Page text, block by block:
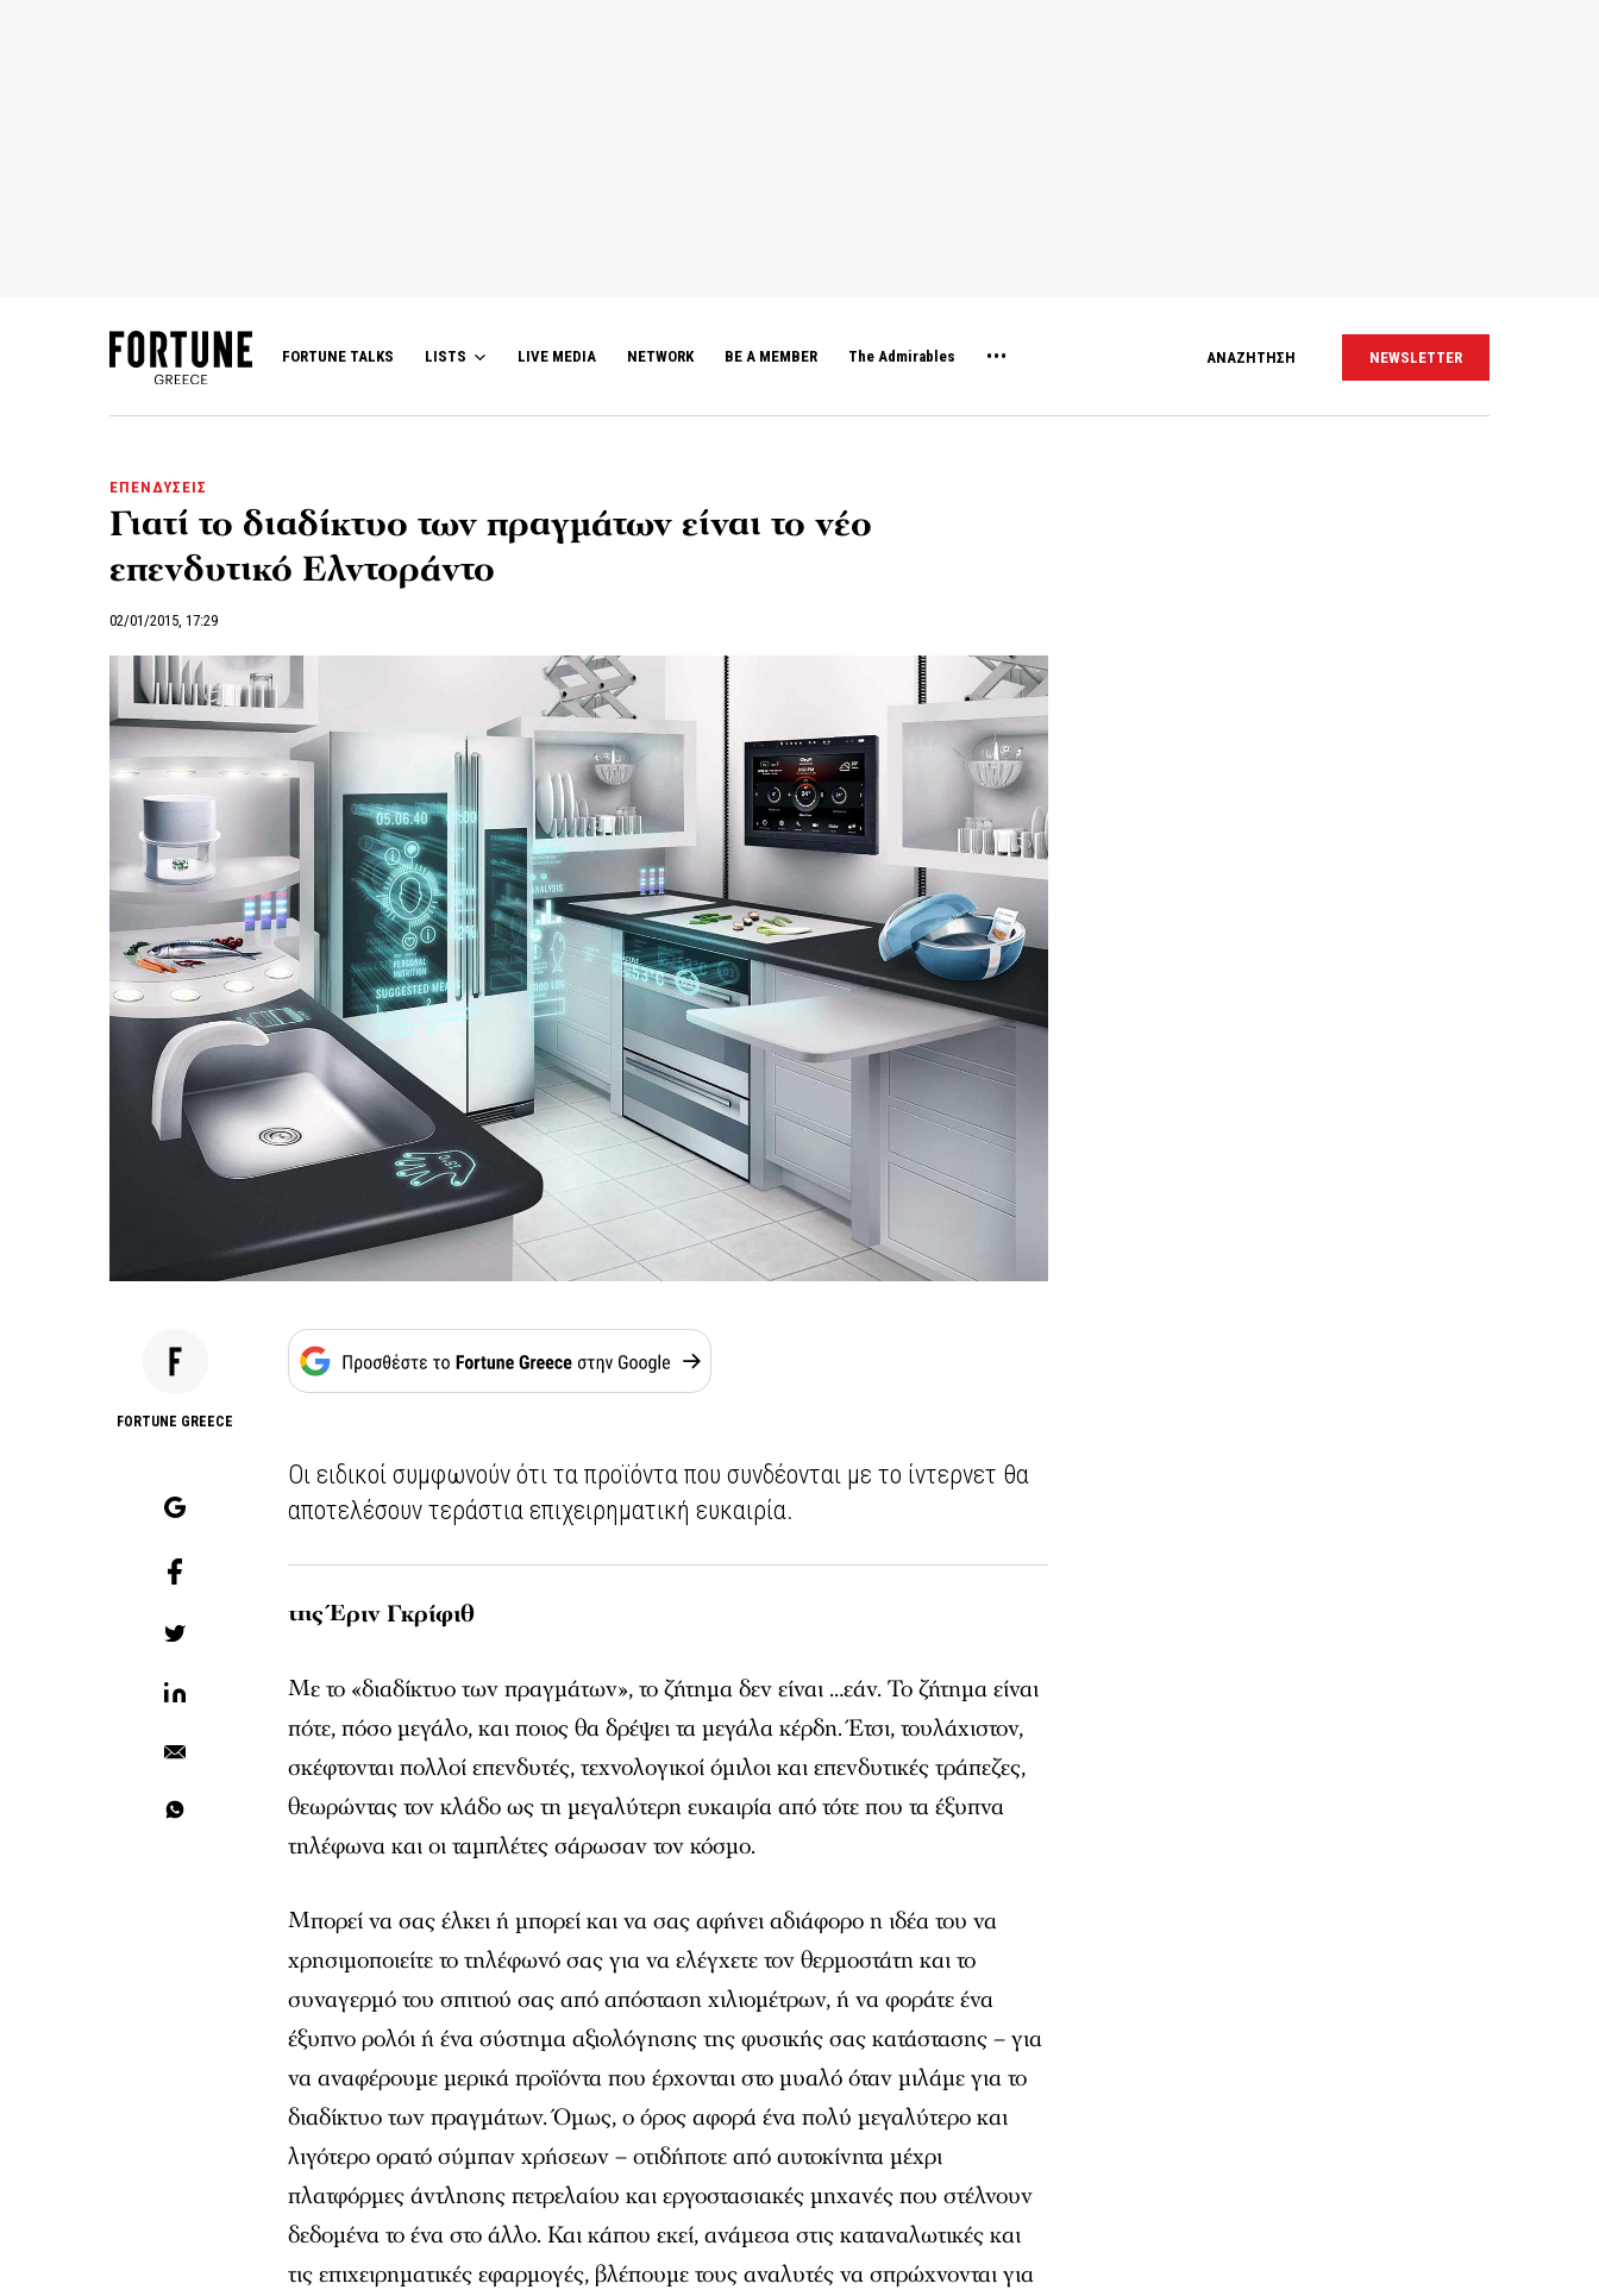
FORTUNE TALKS LISTS LIVE MEDIA NETWORK BE A MEMBER The Admirables ΑΝΑΖΗΤΗΣΗ NEWSLETTER
ΕΠΕΝΔΥΣΕΙΣ
Γιατί το διαδίκτυο των πραγμάτων είναι το νέο
επενδυτικό Ελντοράντο
02/01/2015, 17:29
FORTUNE GREECE
Οι ειδικοί συμφωνούν ότι τα προϊόντα που συνδέονται με το ίντερνετ θα
αποτελέσουν τεράστια επιχειρηματική ευκαιρία.
της Έριν Γκρίφιθ
Με το «διαδίκτυο των πραγμάτων», το ζήτημα δεν είναι …εάν. Το ζήτημα είναι
πότε, πόσο μεγάλο, και ποιος θα δρέψει τα μεγάλα κέρδη. Έτσι, τουλάχιστον,
σκέφτονται πολλοί επενδυτές, τεχνολογικοί όμιλοι και επενδυτικές τράπεζες,
θεωρώντας τον κλάδο ως τη μεγαλύτερη ευκαιρία από τότε που τα έξυπνα
τηλέφωνα και οι ταμπλέτες σάρωσαν τον κόσμο.
Μπορεί να σας έλκει ή μπορεί και να σας αφήνει αδιάφορο η ιδέα του να
χρησιμοποιείτε το τηλέφωνό σας για να ελέγχετε τον θερμοστάτη και το
συναγερμό του σπιτιού σας από απόσταση χιλιομέτρων, ή να φοράτε ένα
έξυπνο ρολόι ή ένα σύστημα αξιολόγησης της φυσικής σας κατάστασης – για
να αναφέρουμε μερικά προϊόντα που έρχονται στο μυαλό όταν μιλάμε για το
διαδίκτυο των πραγμάτων. Όμως, ο όρος αφορά ένα πολύ μεγαλύτερο και
λιγότερο ορατό σύμπαν χρήσεων – οτιδήποτε από αυτοκίνητα μέχρι
πλατφόρμες άντλησης πετρελαίου και εργοστασιακές μηχανές που στέλνουν
δεδομένα το ένα στο άλλο. Και κάπου εκεί, ανάμεσα στις καταναλωτικές και
τις επιχειρηματικές εφαρμογές, βλέπουμε τους αναλυτές να σπρώχνονται για